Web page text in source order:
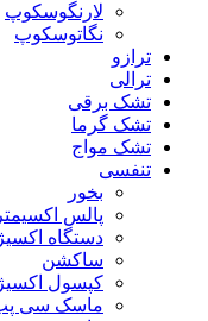
لارنگوسکوپ
نگاتوسکوپ
ترازو
ترالی
تشک برقی
تشک گرما
تشک مواج
تنفسی
بخور
پالس اکسیمتر
دستگاه
ساکشن
کپسول
ماسک سی